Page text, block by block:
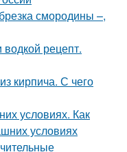
смородины –,
рецепт.
кирпича. С чего
условиях. Как
условиях